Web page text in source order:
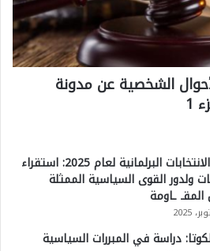
الشخصية عن مدونة
1
خارطة الانتخابات البرلمانية لعام 2025: استقراء
ولدور القوى السياسية الممثلة
ـاومة
دراسة في المبررات السياسية